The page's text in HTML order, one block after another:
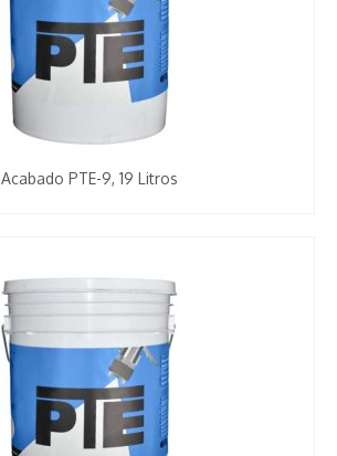
Acabado PTE-9, 19 Litros